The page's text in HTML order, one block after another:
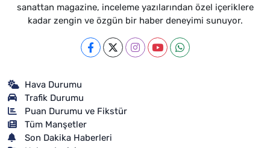
sanattan magazine, inceleme yazılarından özel içeriklere
kadar zengin ve özgün bir haber deneyimi sunuyor.
Hava Durumu
Trafik Durumu
Puan Durumu ve Fikstür
Tüm Manşetler
Son Dakika Haberleri